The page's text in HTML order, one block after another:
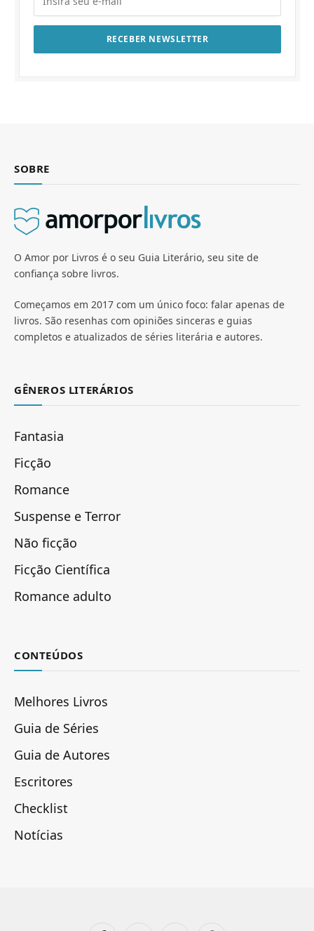
SOBRE
O Amor por Livros é o seu Guia Literário, seu site de
confiança sobre livros.
Começamos em 2017 com um único foco: falar apenas de
livros. São resenhas com opiniões sinceras e guias
completos e atualizados de séries literária e autores.
GÊNEROS LITERÁRIOS
Fantasia
Ficção
Romance
Suspense e Terror
Não ficção
Ficção Científica
Romance adulto
CONTEÚDOS
Melhores Livros
Guia de Séries
Guia de Autores
Escritores
Checklist
Notícias